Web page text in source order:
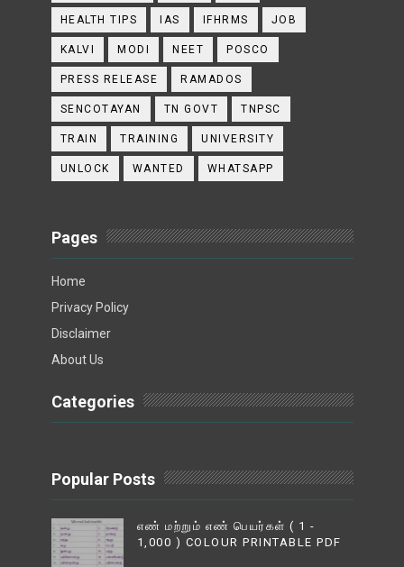
HEALTH TIPS IAS IFHRMS JOB
KALVI MODI NEET POSCO
PRESS RELEASE RAMADOS
SENCOTAYAN TN GOVT TNPSC
TRAIN TRAINING UNIVERSITY
UNLOCK WANTED WHATSAPP
Pages
Home
Privacy Policy
Disclaimer
About Us
Categories
Popular Posts
எண் மற்றும் எண் பெயர்கள் ( 1 -
1,000 ) COLOUR PRINTABLE PDF